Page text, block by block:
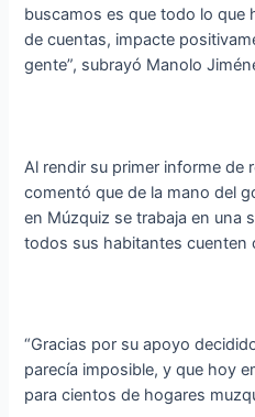
buscamos es que todo lo que
de cuentas, impacte
gente”, subrayó Manolo
Al rendir su primer informe de
comentó que de la mano del
en Múzquiz se trabaja en una
todos sus habitantes cuenten
“Gracias por su apoyo
parecía imposible, y que hoy
para cientos de hogares